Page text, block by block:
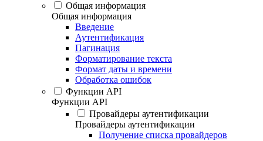
Общая информация
Общая информация
Введение
Аутентификация
Пагинация
Форматирование текста
Формат даты и времени
Обработка ошибок
Функции API
Функции API
Провайдеры аутентификации
Провайдеры аутентификации
Получение списка провайдеров